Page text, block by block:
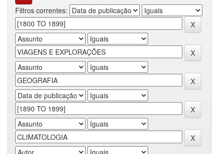
Filtros correntes: